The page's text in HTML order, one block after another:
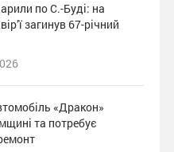
по С.-Буді: на
загинув 67-річний
«Дракон»
та потребує